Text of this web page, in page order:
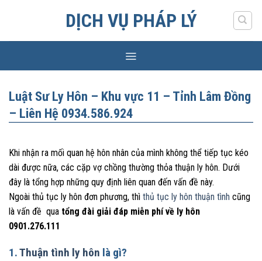
DỊCH VỤ PHÁP LÝ
Luật Sư Ly Hôn – Khu vực 11 – Tỉnh Lâm Đồng
– Liên Hệ 0934.586.924
Khi nhận ra mối quan hệ hôn nhân của mình không thể tiếp tục kéo
dài được nữa, các cặp vợ chồng thường thỏa thuận ly hôn. Dưới
đây là tổng hợp những quy định liên quan đến vấn đề này.
Ngoài thủ tục ly hôn đơn phương, thì thủ tục ly hôn thuận tình cũng
là vấn đề qua tổng đài giải đáp miễn phí về ly hôn
0901.276.111
1.Thuận tình ly hôn là gì?